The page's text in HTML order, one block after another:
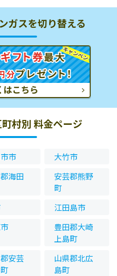
ガスを切り替える
村別 料金ページ
市
大竹市
海田
安芸郡熊野
町
江田島市
豊田郡大崎
上島町
安芸
山県郡北広
島町